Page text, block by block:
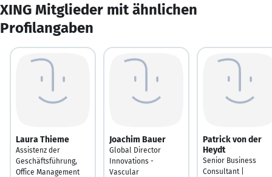
XING Mitglieder mit ähnlichen
Profilangaben
Laura Thieme
Assistenz der
Geschäftsführung,
Office Management
Joachim Bauer
Global Director
Innovations -
Vascular
Patrick von der
Heydt
Senior Business
Consultant |